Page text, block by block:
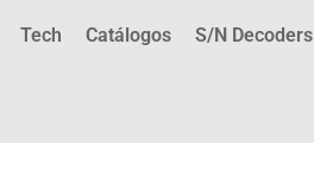
Tech Catálogos S/N Decoders